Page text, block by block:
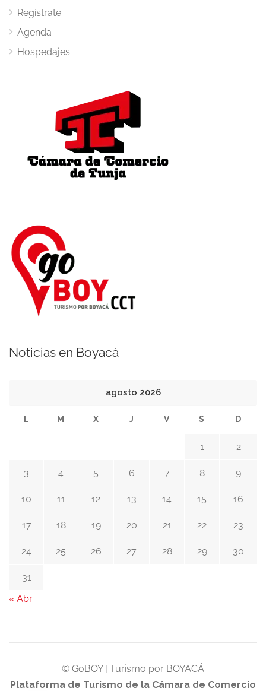
Regístrate
Agenda
Hospedajes
Noticias en Boyacá
agosto 2026
L M X J V S D
1 2
3 4 5 6 7 8 9
10 11 12 13 14 15 16
17 18 19 20 21 22 23
24 25 26 27 28 29 30
31
« Abr
© GoBOY | Turismo por BOYACÁ
Plataforma de Turismo de la Cámara de Comercio